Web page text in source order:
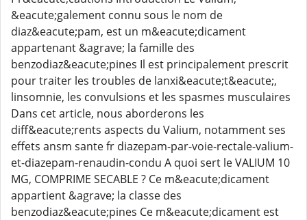
&eacute;galement connu sous le nom de
diaz&eacute;pam, est un m&eacute;dicament
appartenant &agrave; la famille des
benzodiaz&eacute;pines Il est principalement prescrit
pour traiter les troubles de lanxi&eacute;t&eacute;,
linsomnie, les convulsions et les spasmes musculaires
Dans cet article, nous aborderons les
diff&eacute;rents aspects du Valium, notamment ses
effets ansm sante fr diazepam-par-voie-rectale-valium-
et-diazepam-renaudin-condu A quoi sert le VALIUM 10
MG, COMPRIME SECABLE ? Ce m&eacute;dicament
appartient &agrave; la classe des
benzodiaz&eacute;pines Ce m&eacute;dicament est